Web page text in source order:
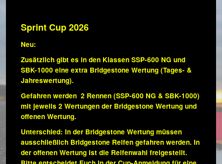
Sprint Cup 2026
Neu:
Zusätzlich gibt es in den Klassen SSP-600 NG und
SBK-1000 eine extra Bridgestone Wertung (Tages- &
Jahreswertung).
Gefahren werden 2 Rennen (SSP-600 NG & SBK-1000)
mit jeweils 2 Wertungen der Bridgestone Wertung und
offenen Wertung.
Unterschied: In der Bridgestone Wertung müssen
ausschließlich Bridgestone Reifen gefahren werden. In
der offenen Wertung ist die Reifenwahl freigestellt.